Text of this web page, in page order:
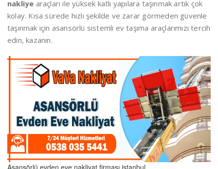
nakliye araçları ile yüksek katlı yapılara taşınmak artık çok
kolay. Kısa sürede hızlı şekilde ve zarar görmeden güvenle
taşınmak için asansörlü sistemli ev taşıma araçlarımızı tercih
edin, kazanın.